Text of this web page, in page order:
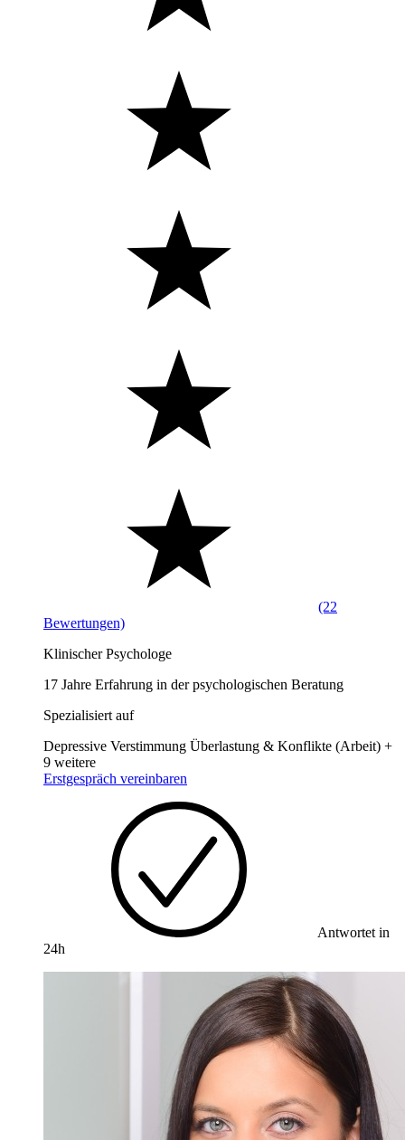
(22
Bewertungen)
Klinischer Psychologe
17 Jahre Erfahrung in der psychologischen Beratung
Spezialisiert auf
Depressive Verstimmung Überlastung & Konflikte (Arbeit) +
9 weitere
Erstgespräch vereinbaren
Antwortet in
24h